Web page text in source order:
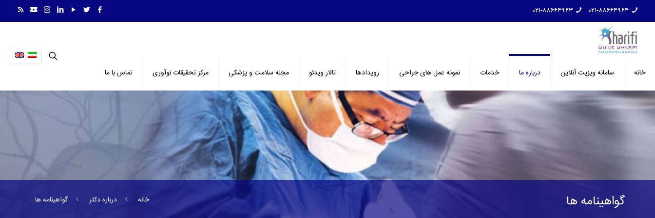
۰۲۱-۸۸۶۶۴۹۶۴ ۰۲۱-۸۸۶۶۴۹۶۳
خانه سامانه ویزیت آنلاین درباره ما خدمات نمونه عمل های جراحی رویدادها تالار ویدئو مجله سلامت و پزشکی مرکز تحقیقات نوآوری تماس با ما
گواهینامه ها خانه درباره دکتر گواهینامه ها